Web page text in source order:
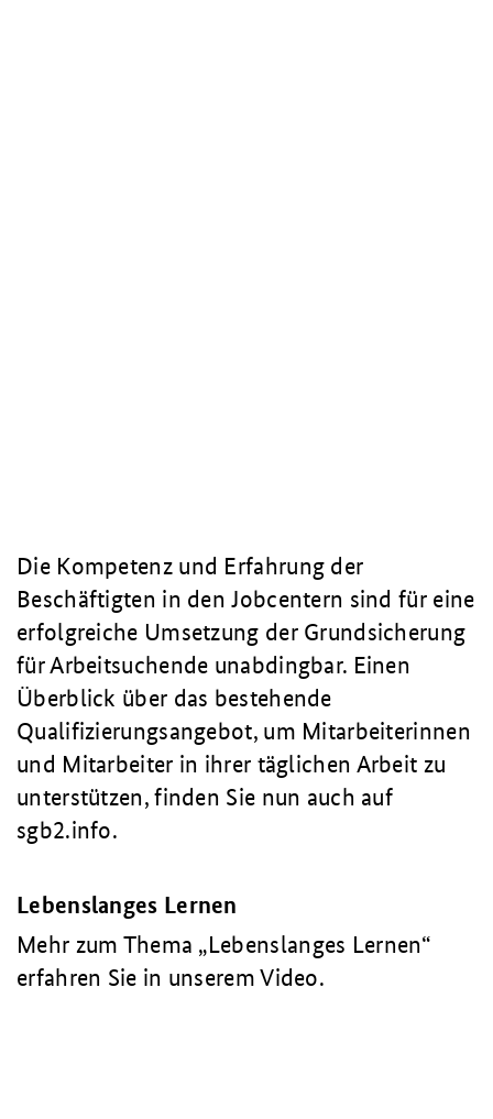
Die Kompetenz und Erfahrung der
Beschäftigten in den Jobcentern sind für eine
erfolgreiche Umsetzung der Grundsicherung
für Arbeitsuchende unabdingbar. Einen
Überblick über das bestehende
Qualifizierungsangebot, um Mitarbeiterinnen
und Mitarbeiter in ihrer täglichen Arbeit zu
unterstützen, finden Sie nun auch auf
sgb2.info.
Lebenslanges Lernen
Mehr zum Thema „Lebenslanges Lernen“
erfahren Sie in unserem Video.